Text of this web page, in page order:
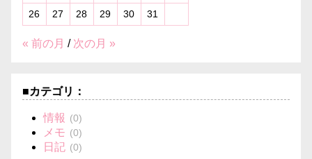
26
27 28 29 30 31
« 前の月 / 次の月 »
■カテゴリ：
情報 (0)
メモ (0)
日記 (0)